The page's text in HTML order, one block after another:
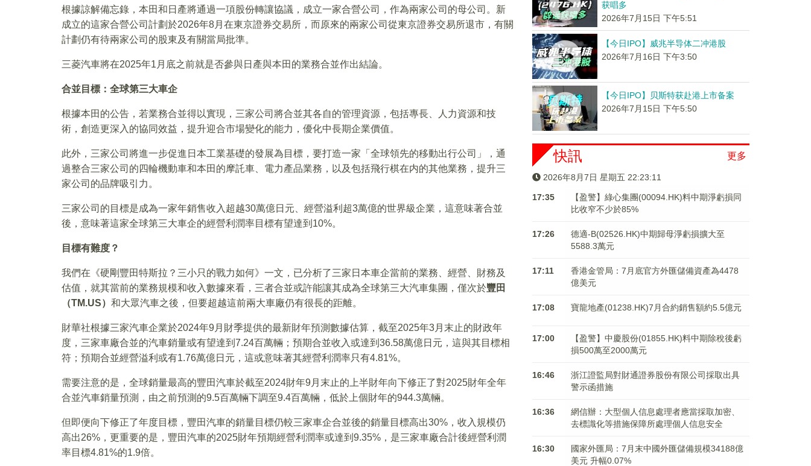
根據諒解備忘錄，本田和日產將通過一項股份轉讓協議，成立一家合營公司，作為兩家公司的母公司。新
成立的這家合營公司計劃於2026年8月在東京證券交易所，而原來的兩家公司從東京證券交易所退市，有關
計劃仍有待兩家公司的股東及有關當局批準。
三菱汽車將在2025年1月底之前就是否參與日產與本田的業務合並作出結論。
合並目標 ： 全球第三大車企
根據本田的公告，若業務合並得以實現，三家公司將合並其各自的管理資源，包括專長、人力資源和技
術，創造更深入的協同效益，提升迎合市場變化的能力，優化中長期企業價值。
此外，三家公司將進一步促進日本工業基礎的發展為目標，要打造一家「全球領先的移動出行公司」，通
過整合三家公司的四輪機動車和本田的摩託車、電力產品業務，以及包括飛行棋在内的其他業務，提升三
家公司的品牌吸引力。
三家公司的目標是成為一家年銷售收入超越30萬億日元、經營溢利超3萬億的世界級企業，這意味著合並
後，意味著這家全球第三大車企的經營利潤率目標有望達到10%。
目標有難度？
我們在《硬剛豐田特斯拉？三小只的戰力如何》一文，已分析了三家日本車企當前的業務、經營、財務及
估值，就其當前的業務規模和收入數據來看，三者合並或許能讓其成為全球第三大汽車集團，僅次於豐田
（TM.US） 和大眾汽車之後，但要超越這前兩大車廠仍有很長的距離。
財華社根據三家汽車企業於2024年9月財季提供的最新財年預測數據估算，截至2025年3月末止的財政年
度，三家車廠合並的汽車銷量或有望達到7.24百萬輛；預期合並收入或達到36.58萬億日元，這與其目標相
符；預期合並經營溢利或有1.76萬億日元，這或意味著其經營利潤率只有4.81%。
需要注意的是，全球銷量最高的豐田汽車於截至2024財年9月末止的上半財年向下修正了對2025財年全年
合並汽車銷量預測，由之前預測的9.5百萬輛下調至9.4百萬輛，低於上個財年的944.3萬輛。
但即便向下修正了年度目標，豐田汽車的銷量目標仍較三家車企合並後的銷量目標高出30%，收入規模仍
高出26%，更重要的是，豐田汽車的2025財年預期經營利潤率或達到9.35%，是三家車廠合計後經營利潤
率目標4.81%的1.9倍。
获唱多
2026年7月15日 下午5:51
【今日IPO】威兆半导体二冲港股
2026年7月16日 下午3:50
【今日IPO】贝斯特获赴港上市备案
2026年7月15日 下午5:50
更多
快訊
2026年8月7日 星期五 22:23:12
17:35
【盈警】綠心集團(00094.HK)料中期淨虧損同
比收窄不少於85%
17:26
德適-B(02526.HK)中期歸母淨虧損擴大至
5588.3萬元
17:11
香港金管局：7月底官方外匯儲備資產為4478
億美元
17:08 寶龍地產(01238.HK)7月合約銷售額約5.5億元
17:00
【盈警】中慶股份(01855.HK)料中期除稅後虧
損500萬至2000萬元
16:46
浙江證監局對財通證券股份有限公司採取出具
警示函措施
16:36
網信辦：大型個人信息處理者應當採取加密、
去標識化等措施保障所處理個人信息安全
16:30
國家外匯局：7月末中國外匯儲備規模34188億
美元 升幅0.07%